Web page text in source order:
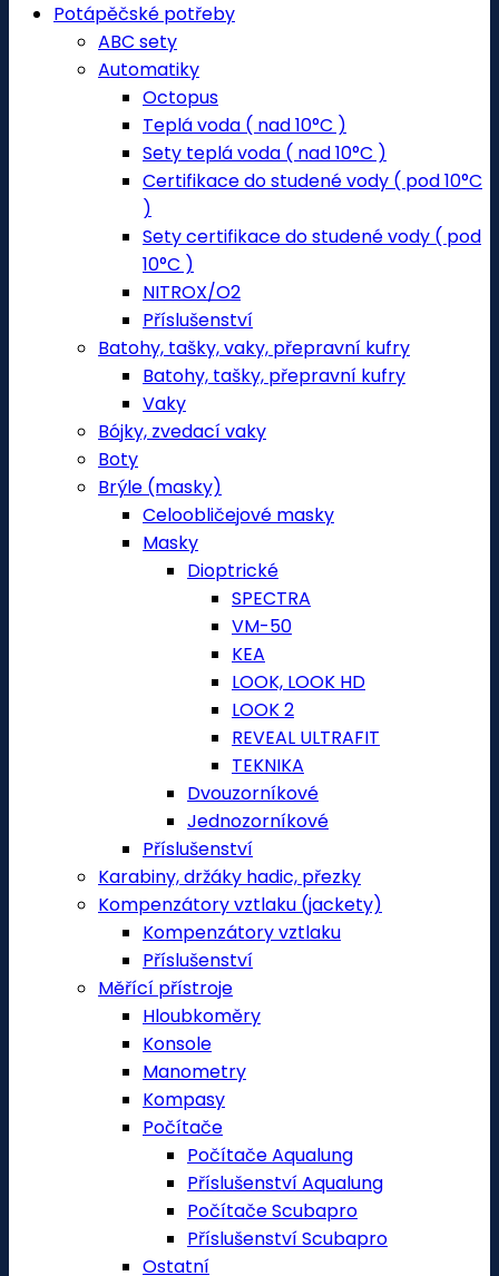
Potápěčské potřeby
ABC sety
Automatiky
Octopus
Teplá voda ( nad 10°C )
Sety teplá voda ( nad 10°C )
Certifikace do studené vody ( pod 10°C
)
Sety certifikace do studené vody ( pod
10°C )
NITROX/O2
Příslušenství
Batohy, tašky, vaky, přepravní kufry
Batohy, tašky, přepravní kufry
Vaky
Bójky, zvedací vaky
Boty
Brýle (masky)
Celoobličejové masky
Masky
Dioptrické
SPECTRA
VM-50
KEA
LOOK, LOOK HD
LOOK 2
REVEAL ULTRAFIT
TEKNIKA
Dvouzorníkové
Jednozorníkové
Příslušenství
Karabiny, držáky hadic, přezky
Kompenzátory vztlaku (jackety)
Kompenzátory vztlaku
Příslušenství
Měřící přístroje
Hloubkoměry
Konsole
Manometry
Kompasy
Počítače
Počítače Aqualung
Příslušenství Aqualung
Počítače Scubapro
Příslušenství Scubapro
Ostatní